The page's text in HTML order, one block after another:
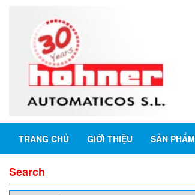
TRANG CHỦ GIỚI THIỆU SẢN PHẨM
Search